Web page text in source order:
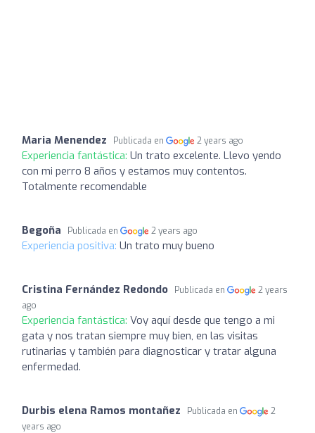
Maria Menendez Publicada en 2 years ago
Experiencia fantástica: Un trato excelente. Llevo yendo
con mi perro 8 años y estamos muy contentos.
Totalmente recomendable
Begoña Publicada en 2 years ago
Experiencia positiva: Un trato muy bueno
Cristina Fernández Redondo Publicada en
2 years
ago
Experiencia fantástica: Voy aquí desde que tengo a mi
gata y nos tratan siempre muy bien, en las visitas
rutinarias y también para diagnosticar y tratar alguna
enfermedad.
Durbis elena Ramos montañez Publicada en
2
years ago